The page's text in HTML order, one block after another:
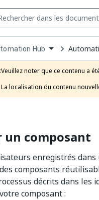
Hub
Veuillez noter que ce contenu a
La localisation du contenu
un composant
enregistrés
composants
décrits dans les
composant :